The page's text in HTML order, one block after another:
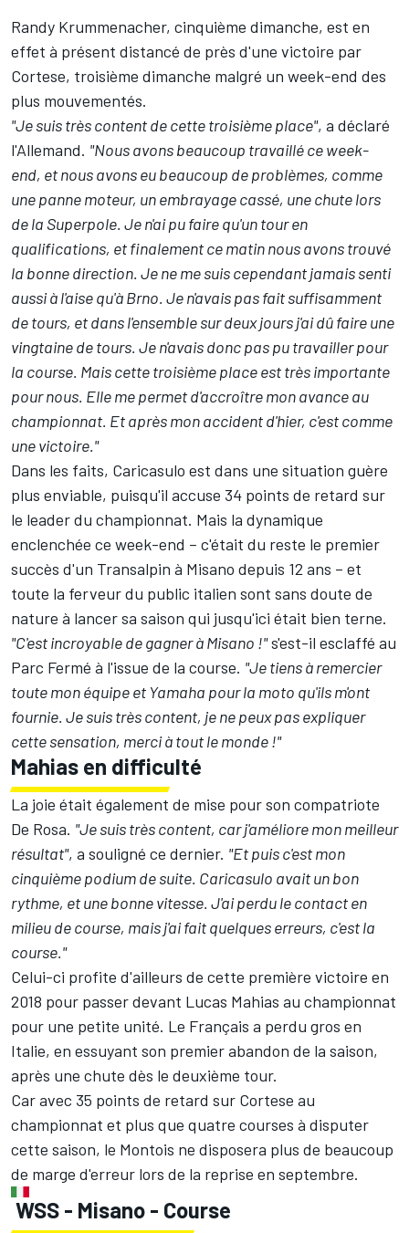
Randy Krummenacher, cinquième dimanche, est en
effet à présent distancé de près d'une victoire par
Cortese, troisième dimanche malgré un week-end des
plus mouvementés.
"Je suis très content de cette troisième place", a déclaré
l'Allemand. "Nous avons beaucoup travaillé ce week-
end, et nous avons eu beaucoup de problèmes, comme
une panne moteur, un embrayage cassé, une chute lors
de la Superpole. Je n'ai pu faire qu'un tour en
qualifications, et finalement ce matin nous avons trouvé
la bonne direction. Je ne me suis cependant jamais senti
aussi à l'aise qu'à Brno. Je n'avais pas fait suffisamment
de tours, et dans l'ensemble sur deux jours j'ai dû faire une
vingtaine de tours. Je n'avais donc pas pu travailler pour
la course. Mais cette troisième place est très importante
pour nous. Elle me permet d'accroître mon avance au
championnat. Et après mon accident d'hier, c'est comme
une victoire."
Dans les faits, Caricasulo est dans une situation guère
plus enviable, puisqu'il accuse 34 points de retard sur
le leader du championnat. Mais la dynamique
enclenchée ce week-end – c'était du reste le premier
succès d'un Transalpin à Misano depuis 12 ans – et
toute la ferveur du public italien sont sans doute de
nature à lancer sa saison qui jusqu'ici était bien terne.
"C'est incroyable de gagner à Misano !"s'est-il esclaffé au
Parc Fermé à l'issue de la course. "Je tiens à remercier
toute mon équipe et Yamaha pour la moto qu'ils m'ont
fournie. Je suis très content, je ne peux pas expliquer
cette sensation, merci à tout le monde !"
Mahias en difficulté
La joie était également de mise pour son compatriote
De Rosa. "Je suis très content, car j'améliore mon meilleur
résultat", a souligné ce dernier. "Et puis c'est mon
cinquième podium de suite. Caricasulo avait un bon
rythme, et une bonne vitesse. J'ai perdu le contact en
milieu de course, mais j'ai fait quelques erreurs, c'est la
course."
Celui-ci profite d'ailleurs de cette première victoire en
2018 pour passer devant Lucas Mahias au championnat
pour une petite unité. Le Français a perdu gros en
Italie, en essuyant son premier abandon de la saison,
après une chute dès le deuxième tour.
Car avec 35 points de retard sur Cortese au
championnat et plus que quatre courses à disputer
cette saison, le Montois ne disposera plus de beaucoup
de marge d'erreur lors de la reprise en septembre.
WSS - Misano - Course